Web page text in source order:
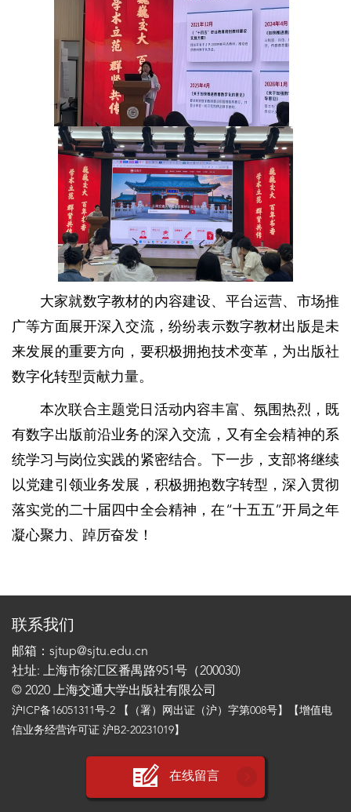
大家就数字教材的内容建设、平台运营、市场推
广等方面展开深入交流，纷纷表示数字教材出版是未
来发展的重要方向，要积极拥抱技术变革，为出版社
数字化转型贡献力量。
本次联合主题党日活动内容丰富、氛围热烈，既
有数字出版前沿业务的深入交流，又有全会精神的系
统学习与岗位实践的紧密结合。下一步，支部将继续
以党建引领业务发展，积极拥抱数字转型，深入贯彻
落实党的二十届四中全会精神，在“十五五”开局之年
凝心聚力、踔厉奋发！
联系我们
邮箱：sjtup@sjtu.edu.cn
社址: 上海市徐汇区番禺路951号（200030)
© 2020 上海交通大学出版社有限公司
沪ICP备16051311号-2 【（署）网出证（沪）字第008号】【增值电
信业务经营许可证 沪B2-20231019】
在线留言